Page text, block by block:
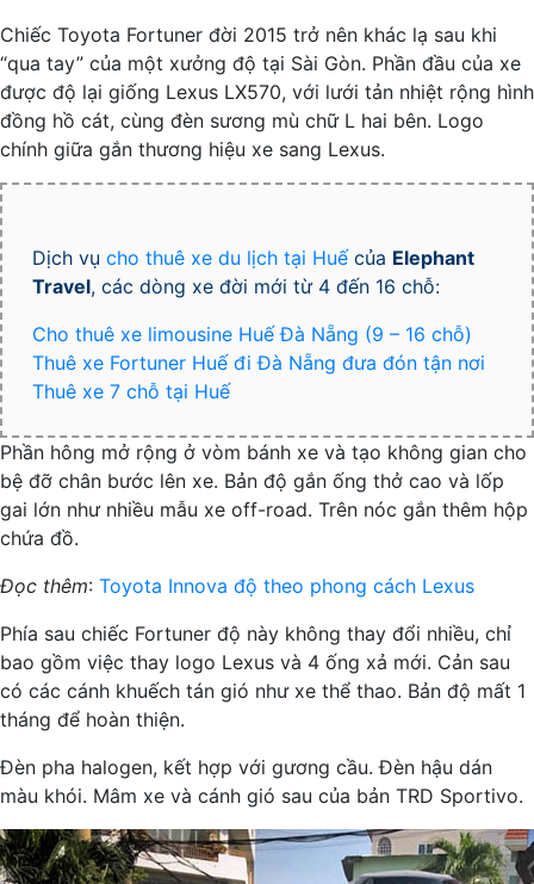
Chiếc Toyota Fortuner đời 2015 trở nên khác lạ sau khi
“qua tay” của một xưởng độ tại Sài Gòn. Phần đầu của xe
được độ lại giống Lexus LX570, với lưới tản nhiệt rộng hình
đồng hồ cát, cùng đèn sương mù chữ L hai bên. Logo
chính giữa gắn thương hiệu xe sang Lexus.
Dịch vụ cho thuê xe du lịch tại Huếcủa Elephant
Travel, các dòng xe đời mới từ 4 đến 16 chỗ:
Cho thuê xe limousine Huế Đà Nẵng (9 – 16 chỗ)
Thuê xe Fortuner Huế đi Đà Nẵng đưa đón tận nơi
Thuê xe 7 chỗ tại Huế
Phần hông mở rộng ở vòm bánh xe và tạo không gian cho
bệ đỡ chân bước lên xe. Bản độ gắn ống thở cao và lốp
gai lớn như nhiều mẫu xe off-road. Trên nóc gắn thêm hộp
chứa đồ.
Đọc thêm: Toyota Innova độ theo phong cách Lexus
Phía sau chiếc Fortuner độ này không thay đổi nhiều, chỉ
bao gồm việc thay logo Lexus và 4 ống xả mới. Cản sau
có các cánh khuếch tán gió như xe thể thao. Bản độ mất 1
tháng để hoàn thiện.
Đèn pha halogen, kết hợp với gương cầu. Đèn hậu dán
màu khói. Mâm xe và cánh gió sau của bản TRD Sportivo.